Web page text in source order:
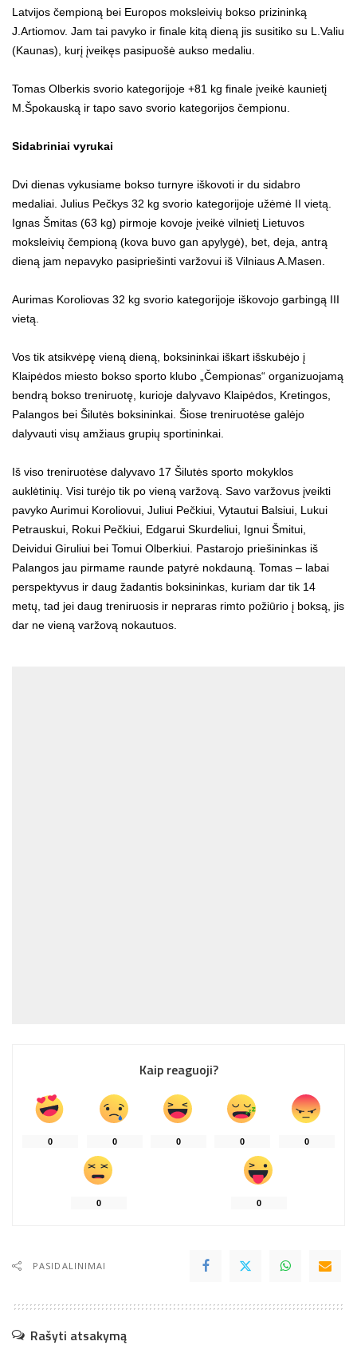
Latvijos čempioną bei Europos moksleivių bokso prizininką
J.Artiomov. Jam tai pavyko ir finale kitą dieną jis susitiko su L.Valiu
(Kaunas), kurį įveikęs pasipuošė aukso medaliu.
Tomas Olberkis svorio kategorijoje +81 kg finale įveikė kaunietį
M.Špokauską ir tapo savo svorio kategorijos čempionu.
Sidabriniai vyrukai
Dvi dienas vykusiame bokso turnyre iškovoti ir du sidabro
medaliai. Julius Pečkys 32 kg svorio kategorijoje užėmė II vietą.
Ignas Šmitas (63 kg) pirmoje kovoje įveikė vilnietį Lietuvos
moksleivių čempioną (kova buvo gan apylygė), bet, deja, antrą
dieną jam nepavyko pasipriešinti varžovui iš Vilniaus A.Masen.
Aurimas Koroliovas 32 kg svorio kategorijoje iškovojo garbingą III
vietą.
Vos tik atsikvėpę vieną dieną, boksininkai iškart išskubėjo į
Klaipėdos miesto bokso sporto klubo „Čempionas“ organizuojamą
bendrą bokso treniruotę, kurioje dalyvavo Klaipėdos, Kretingos,
Palangos bei Šilutės boksininkai. Šiose treniruotėse galėjo
dalyvauti visų amžiaus grupių sportininkai.
Iš viso treniruotėse dalyvavo 17 Šilutės sporto mokyklos
auklėtinių. Visi turėjo tik po vieną varžovą. Savo varžovus įveikti
pavyko Aurimui Koroliovui, Juliui Pečkiui, Vytautui Balsiui, Lukui
Petrauskui, Rokui Pečkiui, Edgarui Skurdeliui, Ignui Šmitui,
Deividui Giruliui bei Tomui Olberkiui. Pastarojo priešininkas iš
Palangos jau pirmame raunde patyrė nokdauną. Tomas – labai
perspektyvus ir daug žadantis boksininkas, kuriam dar tik 14
metų, tad jei daug treniruosis ir nepraras rimto požiūrio į boksą, jis
dar ne vieną varžovą nokautuos.
Kaip reaguoji?
0 0 0 0 0
0 0
PASIDALINIMAI
Rašyti atsakymą